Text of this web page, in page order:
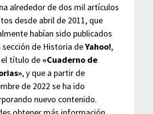
alrededor de dos mil artículos
desde abril de 2011, que
habían sido publicados
sección de Historia deYahoo!,
título de «Cuaderno de
, y que a partir de
de 2022 se ha ido
nuevo contenido.